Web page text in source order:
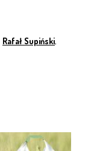
Rafał Supiński,